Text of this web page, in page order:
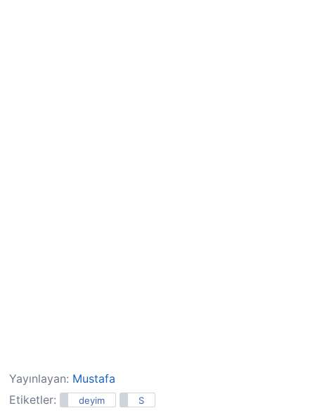
Yayınlayan: Mustafa
Etiketler:
deyim S